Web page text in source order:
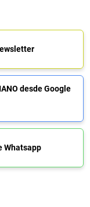
desde Google
Whatsapp